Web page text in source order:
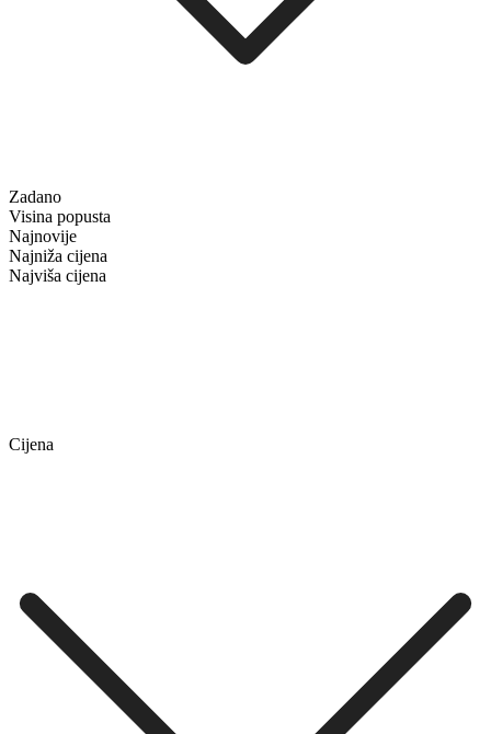
Zadano
Visina popusta
Najnovije
Najniža cijena
Najviša cijena
Cijena